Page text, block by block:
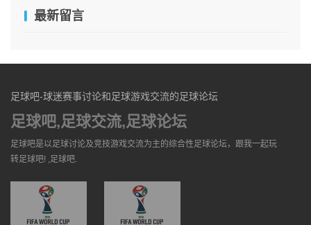
最新留言
足球吧-球迷赛事讨论和足球游戏交流的足球论坛
足球吧,足球交流,足球论坛
足球吧是以足球讨论及竞技游戏交流为主的综合性足球论坛，跟我一起玩
转足球吧! ,足球吧.